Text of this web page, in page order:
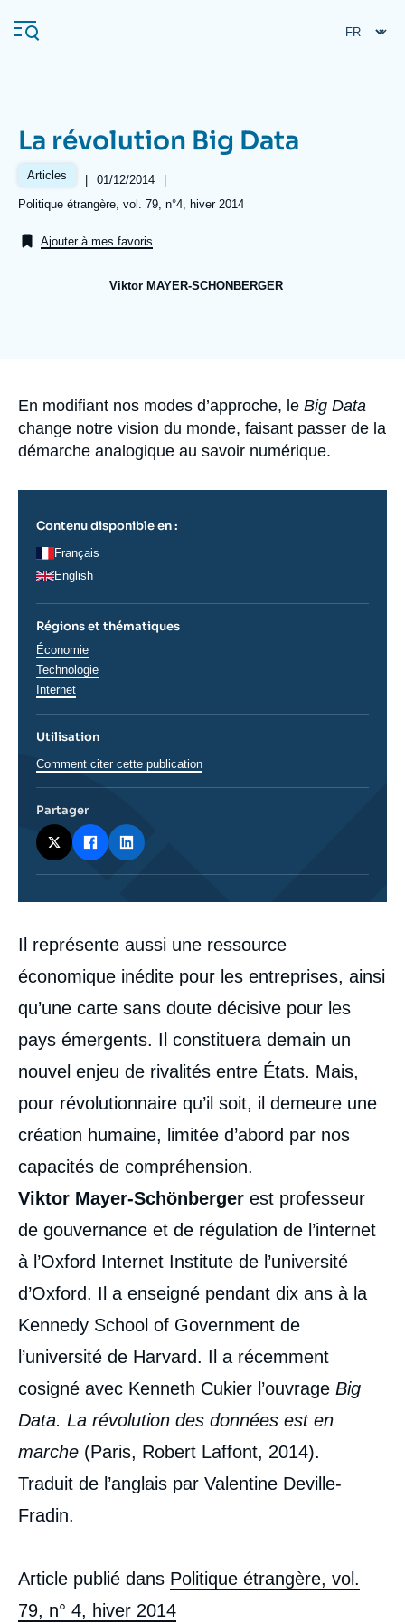
au
contenu
Navigation
principale
Se connecter
Nous soutenir
À propos de l'Ifri Recherches fréquentes
La révolution Big Data
Articles |
Date
de
publication
01/12/2014
|
Références
Politique étrangère, vol. 79, n°4, hiver 2014
Ajouter à mes favoris
Viktor MAYER-SCHONBERGER
Accroche
En modifiant nos modes d’approche, le Big Data
change notre vision du monde, faisant passer de la
démarche analogique au savoir numérique.
Corps
analyses
Il représente aussi une ressource
économique inédite pour les entreprises, ainsi
qu’une carte sans doute décisive pour les
pays émergents. Il constituera demain un
nouvel enjeu de rivalités entre États. Mais,
pour révolutionnaire qu’il soit, il demeure une
création humaine, limitée d’abord par nos
capacités de compréhension.
Viktor Mayer-Schönberger est professeur
de gouvernance et de régulation de l’internet
à l’Oxford Internet Institute de l’université
d’Oxford. Il a enseigné pendant dix ans à la
Kennedy School of Government de
l’université de Harvard. Il a récemment
cosigné avec Kenneth Cukier l’ouvrage Big
Data. La révolution des données est en
marche (Paris, Robert Laffont, 2014).
Traduit de l’anglais par Valentine Deville-
Fradin.
Article publié dans Politique étrangère, vol.
79, n° 4, hiver 2014
Contenu disponible en :
Français
English
Régions et thématiques
Thématiques
analyses
Économie
Technologie
Internet
Utilisation
Comment citer cette publication
Partager